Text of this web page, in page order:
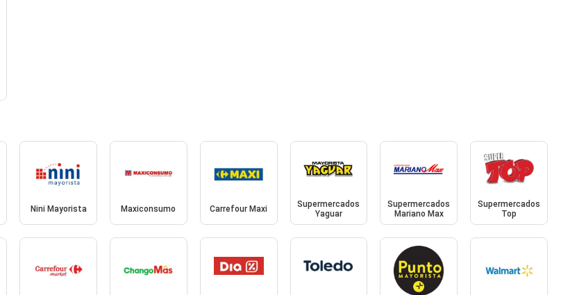
Nini Mayorista Maxiconsumo Carrefour Maxi
Supermercados
Yaguar
Supermercados
Mariano Max
Supermercados
Top